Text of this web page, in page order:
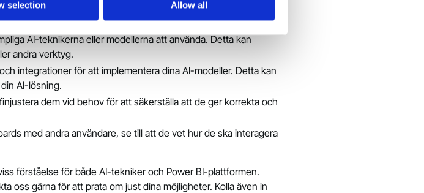
selection Allow all
och rensade för att uppnå bästa möjliga resultat från AI-
AI-teknikerna eller modellerna att använda. Detta kan
andra verktyg.
integrationer för att implementera dina AI-modeller. Detta kan
AI-lösning.
dem vid behov för att säkerställa att de ger korrekta och
med andra användare, se till att de vet hur de ska interagera
förståelse för både AI-tekniker och Power BI-plattformen.
oss gärna för att prata om just dina möjligheter. Kolla även in